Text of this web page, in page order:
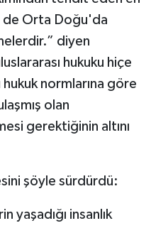
de Orta Doğu'da
diyen
hukuku hiçe
normlarına göre
olan
gerektiğinin altını
şöyle sürdürdü:
yaşadığı insanlık